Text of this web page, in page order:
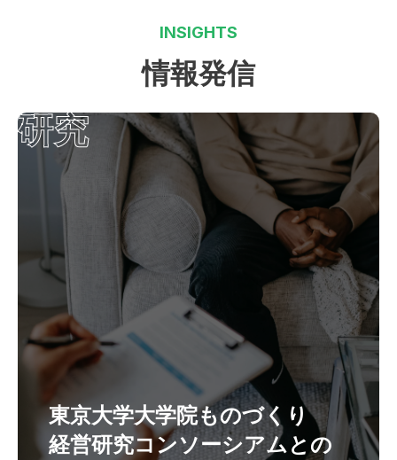
INSIGHTS
情報発信
研究
東京大学大学院ものづくり
経営研究コンソーシアムとの